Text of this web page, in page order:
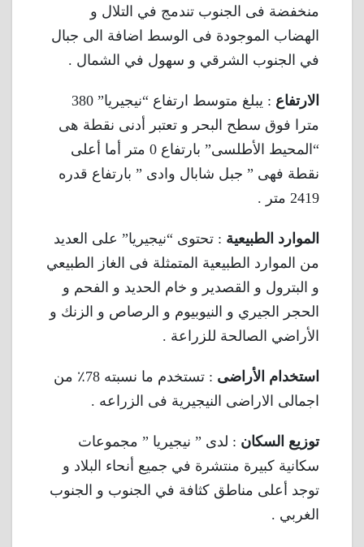
منخفضة فى الجنوب تندمج في التلال و
الهضاب الموجودة فى الوسط اضافة الى جبال
في الجنوب الشرقي و سهول في الشمال .
الارتفاع
: يبلغ متوسط ارتفاع “نيجيريا” 380
مترا فوق سطح البحر و تعتبر أدنى نقطة هى
“المحيط الأطلسى” بارتفاع 0 متر أما أعلى
نقطة فهى ” جبل شابال وادى ” بارتفاع قدره
2419 متر .
الموارد الطبيعية : تحتوى “نيجيريا” على العديد
من الموارد الطبيعية المتمثلة فى الغاز الطبيعي
و البترول و القصدير و خام الحديد و الفحم و
الحجر الجيري و النيوبيوم و الرصاص و الزنك و
الأراضي الصالحة للزراعة .
استخدام الأراضى
: تستخدم ما نسبته 78٪ من
اجمالى الاراضى النيجيرية فى الزراعه .
توزيع السكان : لدى ” نيجيريا ” مجموعات
سكانية كبيرة منتشرة في جميع أنحاء البلاد و
توجد أعلى مناطق كثافة في الجنوب و الجنوب
الغربي .